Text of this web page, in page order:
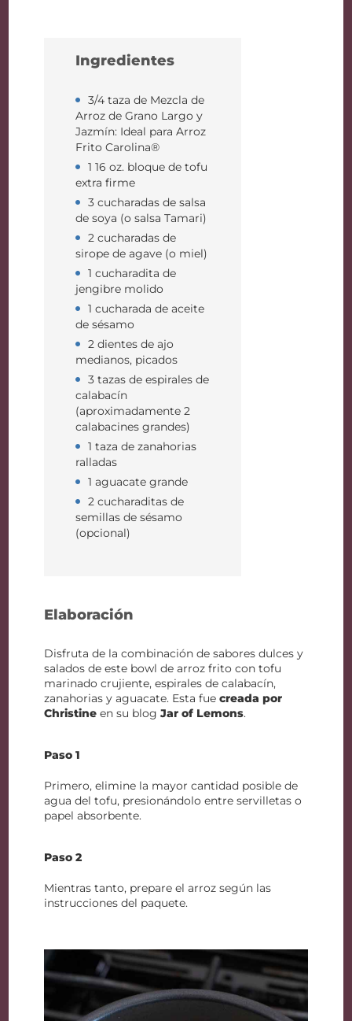
Ingredientes
3/4 taza de Mezcla de
Arroz de Grano Largo y
Jazmín: Ideal para Arroz
Frito Carolina®
1 16 oz. bloque de tofu
extra firme
3 cucharadas de salsa
de soya (o salsa Tamari)
2 cucharadas de
sirope de agave (o miel)
1 cucharadita de
jengibre molido
1 cucharada de aceite
de sésamo
2 dientes de ajo
medianos, picados
3 tazas de espirales de
calabacín
(aproximadamente 2
calabacines grandes)
1 taza de zanahorias
ralladas
1 aguacate grande
2 cucharaditas de
semillas de sésamo
(opcional)
Elaboración
Disfruta de la combinación de sabores dulces y
salados de este bowl de arroz frito con tofu
marinado crujiente, espirales de calabacín,
zanahorias y aguacate. Esta fuecreada por
Christine en su blogJar of Lemons.
Paso 1
Primero, elimine la mayor cantidad posible de
agua del tofu, presionándolo entre servilletas o
papel absorbente.
Paso 2
Mientras tanto, prepare el arroz según las
instrucciones del paquete.